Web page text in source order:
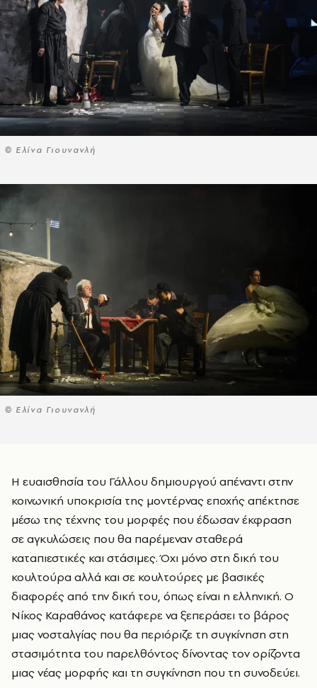
© Ελίνα Γιουνανλή
© Ελίνα Γιουνανλή
Η ευαισθησία του Γάλλου δημιουργού απέναντι στην
κοινωνική υποκρισία της μοντέρνας εποχής απέκτησε
μέσω της τέχνης του μορφές που έδωσαν έκφραση
σε αγκυλώσεις που θα παρέμεναν σταθερά
καταπιεστικές και στάσιμες. Όχι μόνο στη δική του
κουλτούρα αλλά και σε κουλτούρες με βασικές
διαφορές από την δική του, όπως είναι η ελληνική. Ο
Νίκος Καραθάνος κατάφερε να ξεπεράσει το βάρος
μιας νοσταλγίας που θα περιόριζε τη συγκίνηση στη
στασιμότητα του παρελθόντος δίνοντας τον ορίζοντα
μιας νέας μορφής και τη συγκίνηση που τη συνοδεύει.